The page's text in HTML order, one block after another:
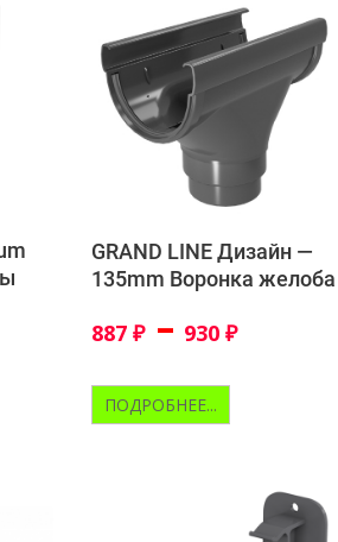
GRAND LINE Дизайн —
135mm Воронка желоба
887 ₽ – 930 ₽
ПОДРОБНЕЕ...